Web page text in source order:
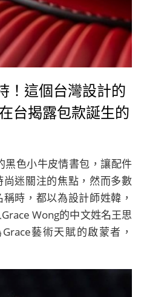
！這個台灣設計的
台揭露包款誕生的
黑色小牛皮情書包，讓配件
迷關注的焦點，然而多數
時，都以為設計師姓韓，
Wong的中文姓名王思
藝術天賦的啟蒙者，
為名。